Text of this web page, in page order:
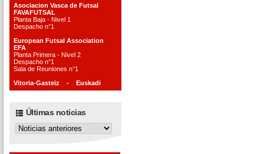
Asociacion Vasca de Futsal
FAVAFUTSAL
Planta Baja - Nivel 1
Despacho n°1
European Futsal Association
EFA
Planta Primera - Nivel 2
Despacho n°1
Sala de Reuniones n°1
Vitoria-Gasteiz - Euskadi
Últimas noticias